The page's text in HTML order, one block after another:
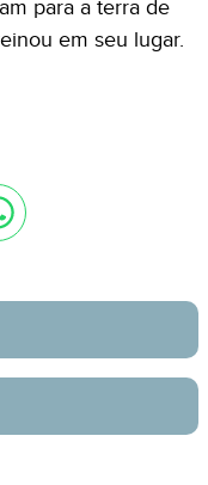
para a terra de
em seu lugar.
Facebook
no Twitter
no